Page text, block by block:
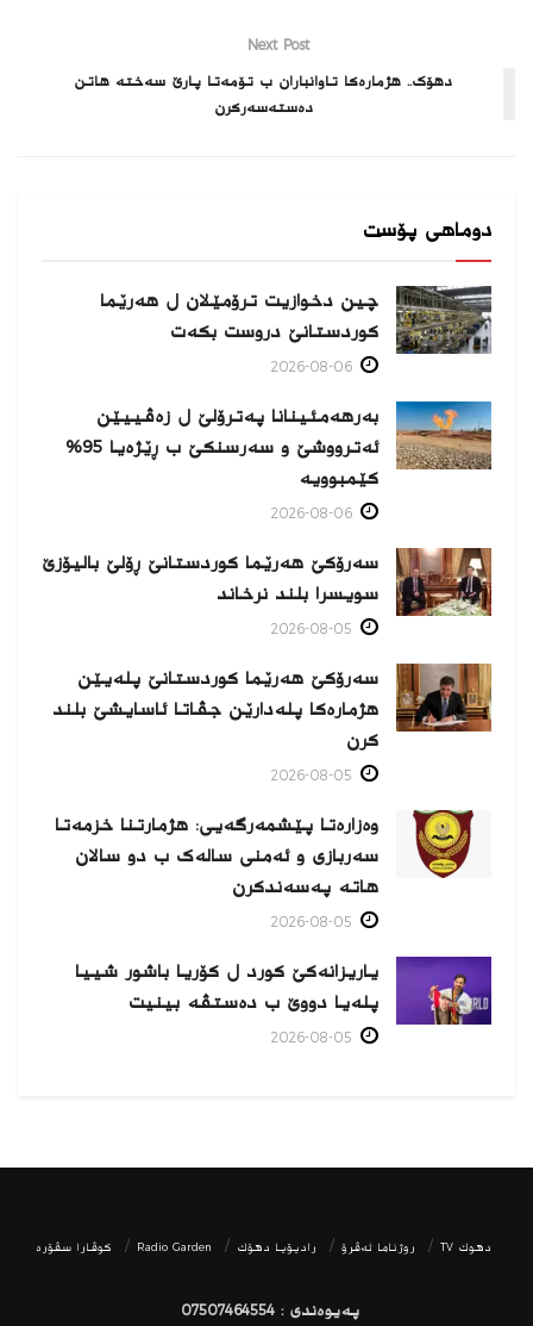
Next Post
دھۆک.. ھژمارەکا تاوانباران ب تۆمەتا پارێ سەختە ھاتن
دەستەسەرکرن
دوماهی پۆست
چین دخوازیت ترۆمێلان ل هەرێما
كوردستانێ دروست بكەت
بەرهەمئینانا په‌ترۆلێ ل زه‌ڤییێن
ئەترووشێ و سەرسنكێ ب ڕێژەیا 95%
كێمبوویە
سەرۆکێ هەرێما کوردستانێ ڕۆلێ بالیۆزێ
سویسرا بلند نرخاند
سەرۆکێ هەرێما کوردستانێ پلەیێن
هژمارەكا پلەدارێن جڤاتا ئاسایشێ بلند
كرن
وەزارەتا پێشمەرگەیی: هژمارتنا خزمەتا
سەربازی و ئەمنی سالەک ب دو سالان
هاتە پەسەندكرن
یاریزانەكێ کورد ل کۆریا باشور شییا
پلەیا دووێ ب دەستڤە بینیت
دھوك TV روژناما ئەڤرۆ رادیۆیا دهۆك Radio Garden كوڤارا سڤۆره‌
پەیوەندی : 07507464554